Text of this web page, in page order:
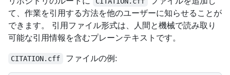
て、作業を引用する方法を他のユーザーに知らせることが
できます。 引用ファイル形式は、人間と機械で読み取り
可能な引用情報を含むプレーンテキストです。
CITATION.cff ファイルの例: